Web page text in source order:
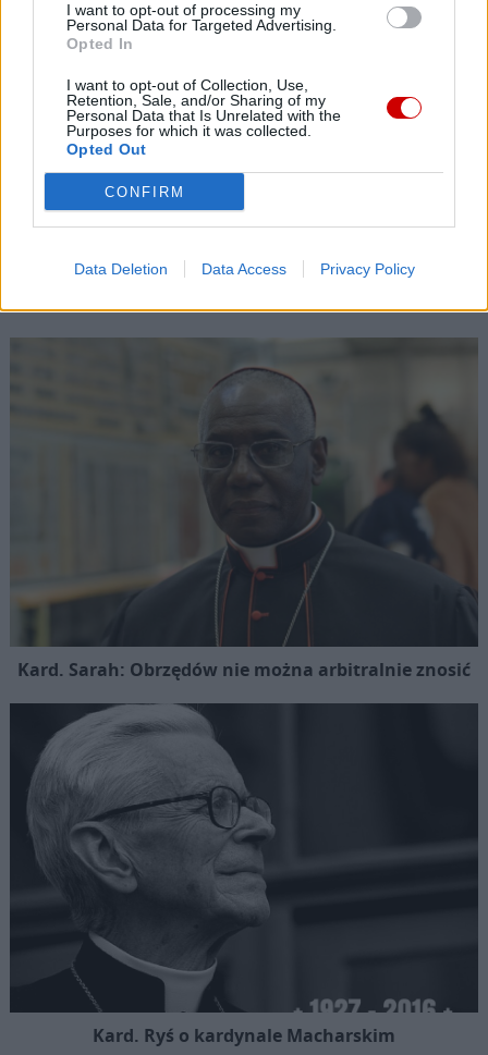
I want to opt-out of processing my
Personal Data for Targeted Advertising.
Opted In
I want to opt-out of Collection, Use,
Retention, Sale, and/or Sharing of my
Personal Data that Is Unrelated with the
Purposes for which it was collected.
Opted Out
CONFIRM
Data Deletion Data Access Privacy Policy
07 sierpnia 2026 | 05:20
Gaza: 300 dzieci zabitych w ciągu 300 dni
06 sierpnia 2026 | 23:17
Bp Piotrowski uczestnikiem 45 Pieszej Pielgrzymki Kieleckiej
06 sierpnia 2026 | 20:44
Medziugorie: zakończył się 37. Mladifest
06 sierpnia 2026 | 20:19
Kard. Sarah: Obrzędów nie można arbitralnie znosić
Kard. Ryś o kardynale Macharskim